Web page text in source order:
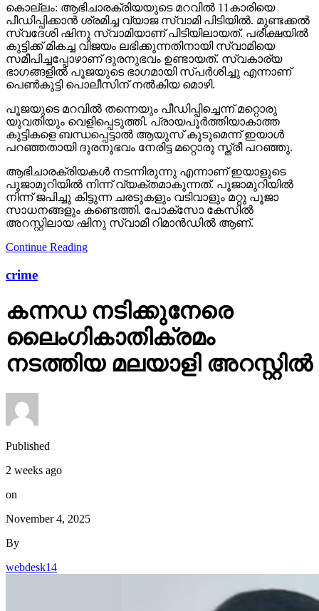
കൊല്ലം: ആഭിചാരക്രിയയുടെ മറവിൽ 11കാരിയെ
പീഡിപ്പിക്കാൻ ശ്രമിച്ച വ്യാജ സ്വാമി പിടിയിൽ. മുണ്ടക്കൽ
സ്വദേശി ഷിനു സ്വാമിയാണ് പിടിയിലായത്. പരീക്ഷയിൽ
കുട്ടിക്ക് മികച്ച വിജയം ലഭിക്കുന്നതിനായി സ്വാമിയെ
സമീപിച്ചപ്പോഴാണ് ദുരനുഭവം ഉണ്ടായത്. സ്വകാര്യ
ഭാഗങ്ങളിൽ പൂജയുടെ ഭാഗമായി സ്പർശിച്ചു എന്നാണ്
പെൺകുട്ടി പൊലീസിന് നൽകിയ മൊഴി.
പൂജയുടെ മറവിൽ തന്നെയും പീഡിപ്പിച്ചെന്ന് മറ്റൊരു
യുവതിയും വെളിപ്പെടുത്തി. പ്രായപൂർത്തിയാകാത്ത
കുട്ടികളെ ബന്ധപ്പെട്ടാൽ ആയുസ് കൂടുമെന്ന് ഇയാൾ
പറഞ്ഞതായി ദുരനുഭവം നേരിട്ട മറ്റൊരു സ്ത്രീ പറഞ്ഞു.
ആഭിചാരക്രിയകൾ നടന്നിരുന്നു എന്നാണ് ഇയാളുടെ
പൂജാമുറിയിൽ നിന്ന് വ്യക്തമാകുന്നത്. പൂജാമുറിയിൽ
നിന്ന് ജപിച്ചു കിട്ടുന്ന ചരടുകളും വടിവാളും മറ്റു പൂജാ
സാധനങ്ങളും കണ്ടെത്തി. പോക്സോ കേസിൽ
അറസ്റ്റിലായ ഷിനു സ്വാമി റിമാൻഡിൽ ആണ്.
Continue Reading
crime
കന്നഡ നടിക്കുനേരെ
ലൈംഗികാതിക്രമം
നടത്തിയ മലയാളി അറസ്റ്റിൽ
Published
2 weeks ago
on
November 4, 2025
By
webdesk14